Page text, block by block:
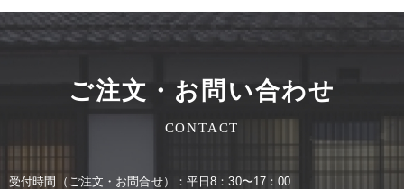
ご注文・お問い合わせ
CONTACT
受付時間（ご注⽂・お問合せ）：平⽇8：30〜17：00